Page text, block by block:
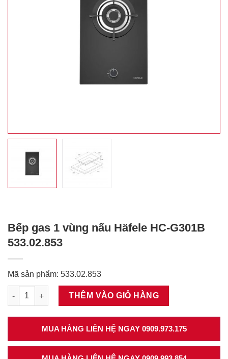
Bếp gas 1 vùng nấu Häfele HC-G301B
533.02.853
Mã sản phẩm: 533.02.853
Bếp gas 1 vùng nấu Häfele HC-G301B 533.02.853 số lượng
THÊM VÀO GIỎ HÀNG
MUA HÀNG LIÊN HỆ NGAY 0909.973.175